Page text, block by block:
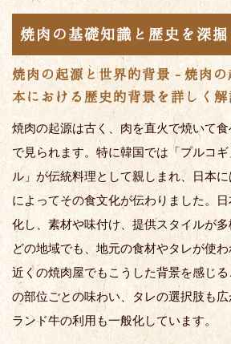
焼肉の基礎知識と歴史を深
焼肉の起源と世界的背景 - 焼肉
本における歴史的背景を詳しく
焼肉の起源は古く、肉を直火で焼いて
で見られます。特に韓国では「プルコ
ル」が伝統料理として親しまれ、日本
によってその食文化が伝わりました。
化し、素材や味付け、提供スタイルが
どの地域でも、地元の食材やタレが使
近くの焼肉屋でもこうした背景を感じ
の部位ごとの味わい、タレの選択肢も
ランド牛の利用も一般化しています。